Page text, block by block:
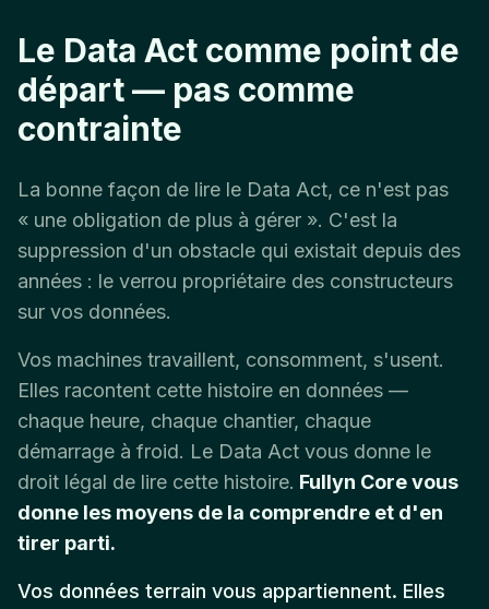
Le Data Act comme point de
départ — pas comme
contrainte
La bonne façon de lire le Data Act, ce n'est pas
« une obligation de plus à gérer ». C'est la
suppression d'un obstacle qui existait depuis des
années : le verrou propriétaire des constructeurs
sur vos données.
Vos machines travaillent, consomment, s'usent.
Elles racontent cette histoire en données —
chaque heure, chaque chantier, chaque
démarrage à froid. Le Data Act vous donne le
droit légal de lire cette histoire. Fullyn Core vous
donne les moyens de la comprendre et d'en
tirer parti.
Vos données terrain vous appartiennent. Elles